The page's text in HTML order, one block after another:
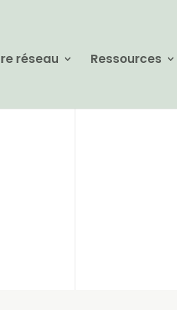
réseau Ressources